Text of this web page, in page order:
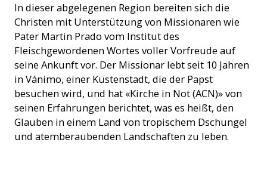
In dieser abgelegenen Region bereiten sich die
Christen mit Unterstützung von Missionaren wie
Pater Martin Prado vom Institut des
Fleischgewordenen Wortes voller Vorfreude auf
seine Ankunft vor. Der Missionar lebt seit 10 Jahren
in Vánimo, einer Küstenstadt, die der Papst
besuchen wird, und hat «Kirche in Not (ACN)» von
seinen Erfahrungen berichtet, was es heißt, den
Glauben in einem Land von tropischem Dschungel
und atemberaubenden Landschaften zu leben.